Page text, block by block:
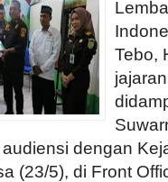
Tebo,
dengan
(23/5), di Front